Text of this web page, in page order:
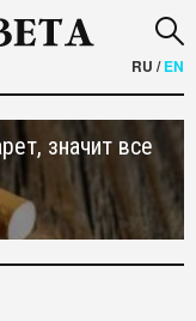
RU /EN
значит все